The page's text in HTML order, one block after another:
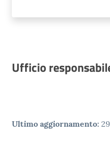
Ufficio
Ultimo aggiornamento: